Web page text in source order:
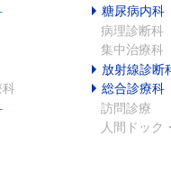
糖尿病内科
病理診断科
集中治療科
放射線診断
科
総合診療科
訪問診療
人間ドック